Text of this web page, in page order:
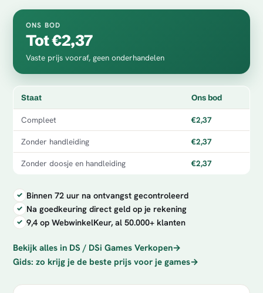
ONS BOD
Tot €2,37
Vaste prijs vooraf, geen onderhandelen
Staat Ons bod
Compleet €2,37
Zonder handleiding €2,37
Zonder doosje en handleiding €2,37
Binnen 72 uur na ontvangst gecontroleerd
Na goedkeuring direct geld op je rekening
9,4 op WebwinkelKeur, al 50.000+ klanten
Bekijk alles in DS / DSi Games Verkopen→
Gids: zo krijg je de beste prijs voor je games→